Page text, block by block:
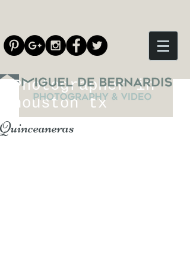
Photographer in
houston tx
Quinceaneras